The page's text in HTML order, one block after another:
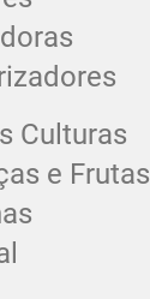
Culturas
e Frutas